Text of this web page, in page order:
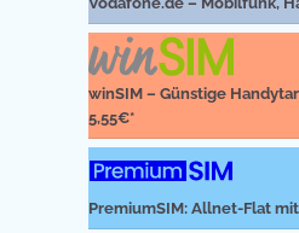
winSIM – Günstige
5,55€*
PremiumSIM: Allnet-Flat